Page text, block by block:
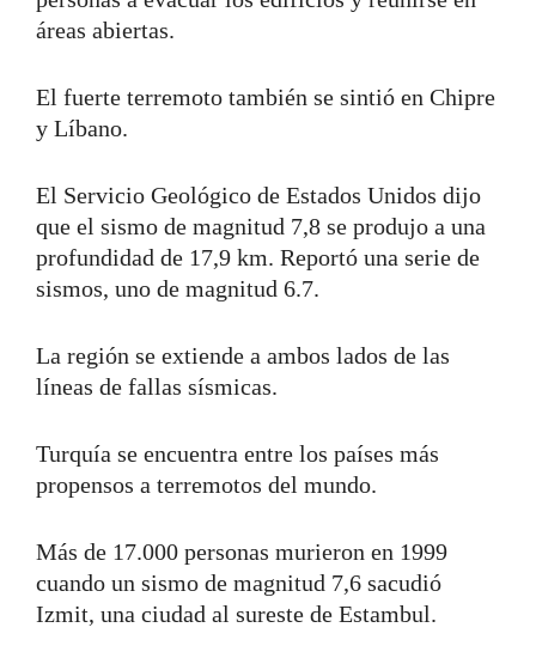
áreas abiertas.
El fuerte terremoto también se sintió en Chipre
y Líbano.
El Servicio Geológico de Estados Unidos dijo
que el sismo de magnitud 7,8 se produjo a una
profundidad de 17,9 km. Reportó una serie de
sismos, uno de magnitud 6.7.
La región se extiende a ambos lados de las
líneas de fallas sísmicas.
Turquía se encuentra entre los países más
propensos a terremotos del mundo.
Más de 17.000 personas murieron en 1999
cuando un sismo de magnitud 7,6 sacudió
Izmit, una ciudad al sureste de Estambul.